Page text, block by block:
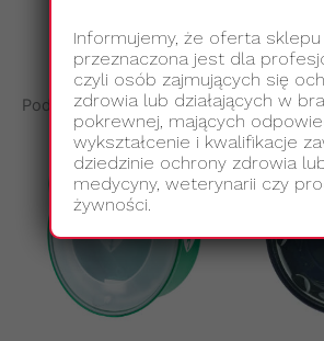
Podobne produkty
Informujemy, że oferta sklepu
przeznaczona jest dla
czyli osób zajmujących się
zdrowia lub działających w
pokrewnej, mających
wykształcenie i kwalifikacje
dziedzinie ochrony zdrowia
medycyny, weterynarii czy
żywności.